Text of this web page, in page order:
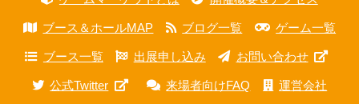
ブース＆ホールMAP ブログ一覧 ゲーム一覧
ブース一覧 出展申し込み お問い合わせ
公式Twitter 来場者向けFAQ 運営会社